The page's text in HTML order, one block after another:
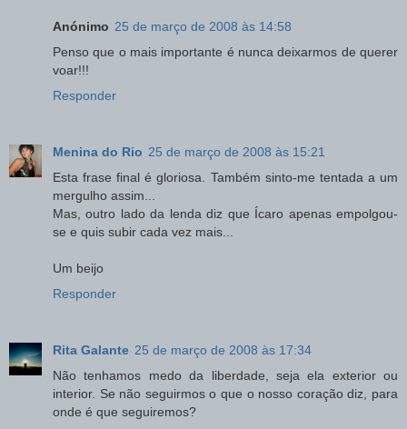
Anónimo 25 de março de 2008 às 14:58
Penso que o mais importante é nunca deixarmos de querer
voar!!!
Responder
Menina do Rio 25 de março de 2008 às 15:21
Esta frase final é gloriosa. Também sinto-me tentada a um
mergulho assim...
Mas, outro lado da lenda diz que Ícaro apenas empolgou-
se e quis subir cada vez mais...
Um beijo
Responder
Rita Galante 25 de março de 2008 às 17:34
Não tenhamos medo da liberdade, seja ela exterior ou
interior. Se não seguirmos o que o nosso coração diz, para
onde é que seguiremos?